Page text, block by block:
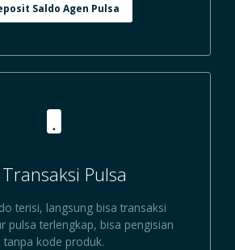
Saldo Agen Pulsa
Pulsa
terisi, langsung bisa transaksi
pulsa terlengkap, bisa pengisian
tanpa kode produk.